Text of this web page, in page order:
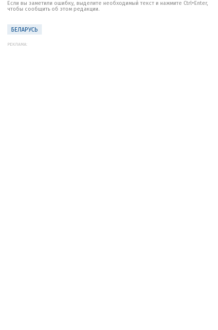
Если вы заметили ошибку, выделите необходимый текст и нажмите Ctrl+Enter,
чтобы сообщить об этом редакции.
БЕЛАРУСЬ
РЕКЛАМА: